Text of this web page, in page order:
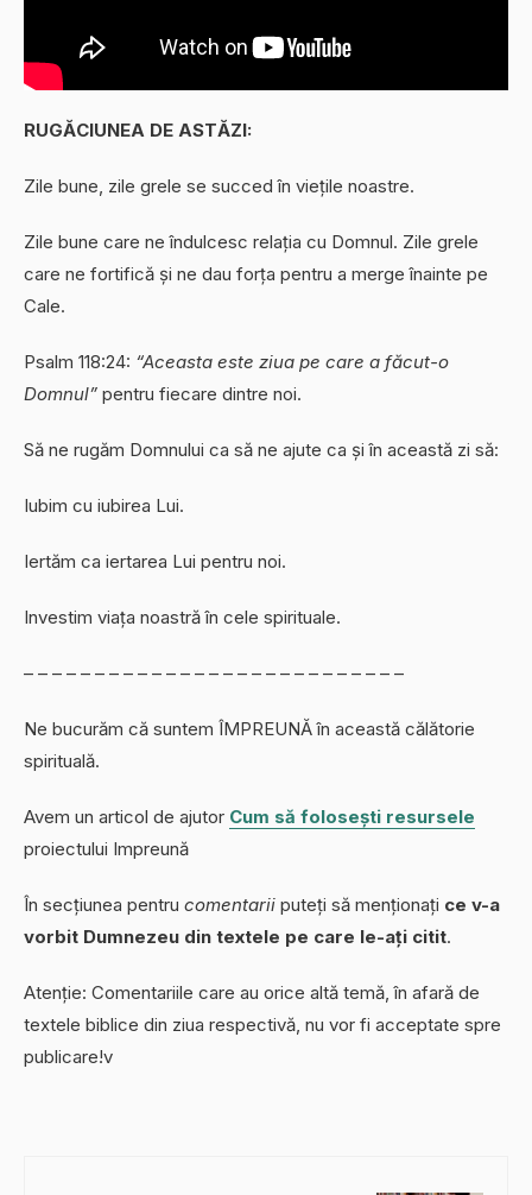
RUGĂCIUNEA DE ASTĂZI:
Zile bune, zile grele se succed în viețile noastre.
Zile bune care ne îndulcesc relația cu Domnul. Zile grele
care ne fortifică și ne dau forța pentru a merge înainte pe
Cale.
Psalm 118:24: “Aceasta este ziua pe care a făcut-o
Domnul” pentru fiecare dintre noi.
Să ne rugăm Domnului ca să ne ajute ca și în această zi să:
Iubim cu iubirea Lui.
Iertăm ca iertarea Lui pentru noi.
Investim viața noastră în cele spirituale.
– – – – – – – – – – – – – – – – – – – – – – – – – – –
Ne bucurăm că suntem ÎMPREUNĂ în această călătorie
spirituală.
Avem un articol de ajutor Cum să folosești resursele
proiectului Impreună
În secțiunea pentru comentarii puteți să menționați ce v-a
vorbit Dumnezeu din textele pe care le-ați citit.
Atenție: Comentariile care au orice altă temă, în afară de
textele biblice din ziua respectivă, nu vor fi acceptate spre
publicare!v